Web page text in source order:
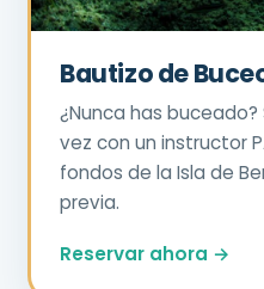
Bautizo de
¿Nunca has
vez con un instructor
fondos de la Isla de
previa.
Reservar ahora →